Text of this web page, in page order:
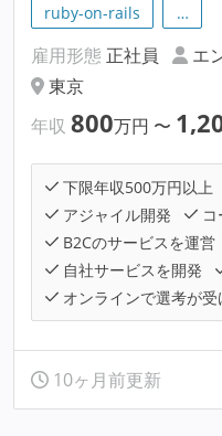
ruby-on-rails
…
雇用形態 正社員
エ
東京
年収 800万円 〜
下限年収500万円以上
アジャイル開発
B2Cのサービスを運営
自社サービスを開発
オンラインで選考が受
10ヶ月前更新